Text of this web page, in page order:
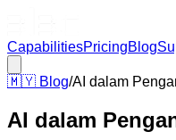
CapabilitiesPricingBlog
🇲🇾 Blog/AI dalam
AI dalam